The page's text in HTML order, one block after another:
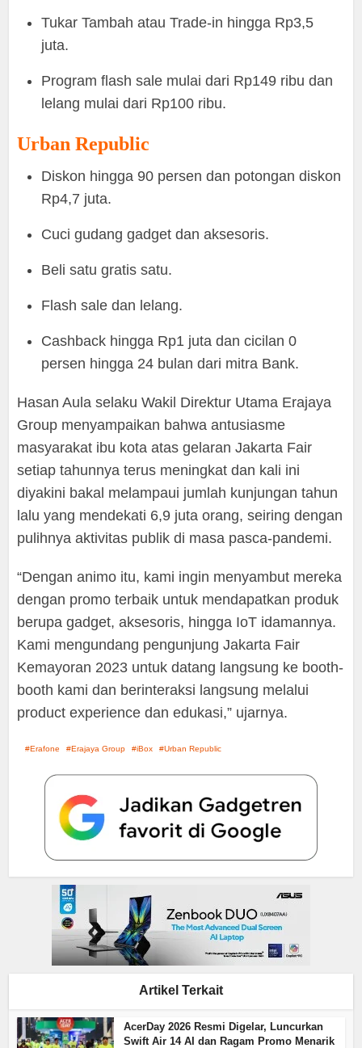
Tukar Tambah atau Trade-in hingga Rp3,5
juta.
Program flash sale mulai dari Rp149 ribu dan
lelang mulai dari Rp100 ribu.
Urban Republic
Diskon hingga 90 persen dan potongan diskon
Rp4,7 juta.
Cuci gudang gadget dan aksesoris.
Beli satu gratis satu.
Flash sale dan lelang.
Cashback hingga Rp1 juta dan cicilan 0
persen hingga 24 bulan dari mitra Bank.
Hasan Aula selaku Wakil Direktur Utama Erajaya
Group menyampaikan bahwa antusiasme
masyarakat ibu kota atas gelaran Jakarta Fair
setiap tahunnya terus meningkat dan kali ini
diyakini bakal melampaui jumlah kunjungan tahun
lalu yang mendekati 6,9 juta orang, seiring dengan
pulihnya aktivitas publik di masa pasca-pandemi.
“Dengan animo itu, kami ingin menyambut mereka
dengan promo terbaik untuk mendapatkan produk
berupa gadget, aksesoris, hingga IoT idamannya.
Kami mengundang pengunjung Jakarta Fair
Kemayoran 2023 untuk datang langsung ke booth-
booth kami dan berinteraksi langsung melalui
product experience dan edukasi,” ujarnya.
Erafone Erajaya Group iBox Urban Republic
Artikel Terkait
AcerDay 2026 Resmi Digelar, Luncurkan
Swift Air 14 AI dan Ragam Promo Menarik